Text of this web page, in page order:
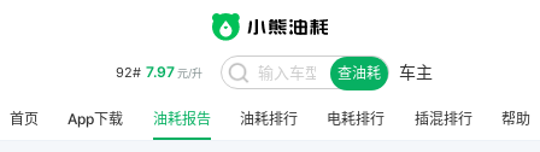
92# 7.97元/升 查油耗 车主
首页 App下载 油耗报告 油耗排行 电耗排行 插混排行 帮助